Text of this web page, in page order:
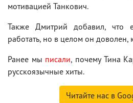
мотивацией Танкович.
Также Дмитрий добавил, что
работать, но в целом он доволен,
Ранее мы писали, почему Тина
русскоязычные хиты.
Читайте нас в